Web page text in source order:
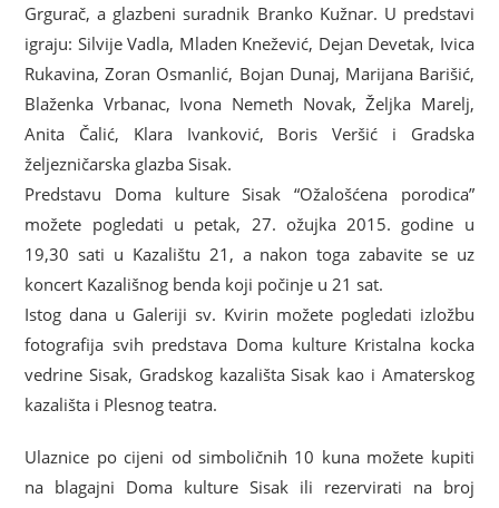
Grgurač, a glazbeni suradnik Branko Kužnar. U predstavi
igraju: Silvije Vadla, Mladen Knežević, Dejan Devetak, Ivica
Rukavina, Zoran Osmanlić, Bojan Dunaj, Marijana Barišić,
Blaženka Vrbanac, Ivona Nemeth Novak, Željka Marelj,
Anita Čalić, Klara Ivanković, Boris Veršić i Gradska
željezničarska glazba Sisak.
Predstavu Doma kulture Sisak “Ožalošćena porodica”
možete pogledati u petak, 27. ožujka 2015. godine u
19,30 sati u Kazalištu 21, a nakon toga zabavite se uz
koncert Kazališnog benda koji počinje u 21 sat.
Istog dana u Galeriji sv. Kvirin možete pogledati izložbu
fotografija svih predstava Doma kulture Kristalna kocka
vedrine Sisak, Gradskog kazališta Sisak kao i Amaterskog
kazališta i Plesnog teatra.
Ulaznice po cijeni od simboličnih 10 kuna možete kupiti
na blagajni Doma kulture Sisak ili rezervirati na broj